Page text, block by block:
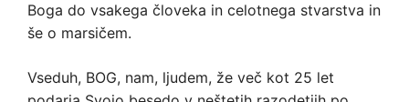
Boga do vsakega človeka in celotnega stvarstva in
še o marsičem.
Vseduh, BOG, nam, ljudem, že več kot 25 let